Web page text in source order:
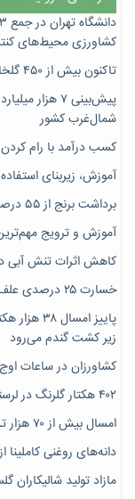
کشاورزی محیط‌های
تاکنون بیش از ۴۵۰ گلخانه و باغ استان یزد شناسنامه‌دار شده‌اند
پیش‌بینی ۷‌
شمال‌غرب کشور
کسب درآمد با رام
آموزش، زیربنای
برداشت برنج از ۵۵ درصد اراضی شالیکاری گیلان
آموزش و ترویج
کاهش اثرات تنش آبی
خسارت ۲۵ درصدی علف‌های هرز به محصولات کشاورزی
پاییز
زیر کشت گندم می‌رود
کشاورزان در ساعات اوج
۴۰۲ هکتار گلرنگ در لرستان کشت شده است
امسال بیش از ۷۰ هزار تن پسته در رفسنجان برداشت می‌شود
دانه‌های روغنی
مازاد تولید